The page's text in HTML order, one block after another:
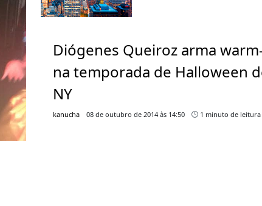
Diógenes Queiroz arma
na temporada de Halloween
NY
kanucha 08 de outubro de 2014 às 14:50 1 minuto de leitura